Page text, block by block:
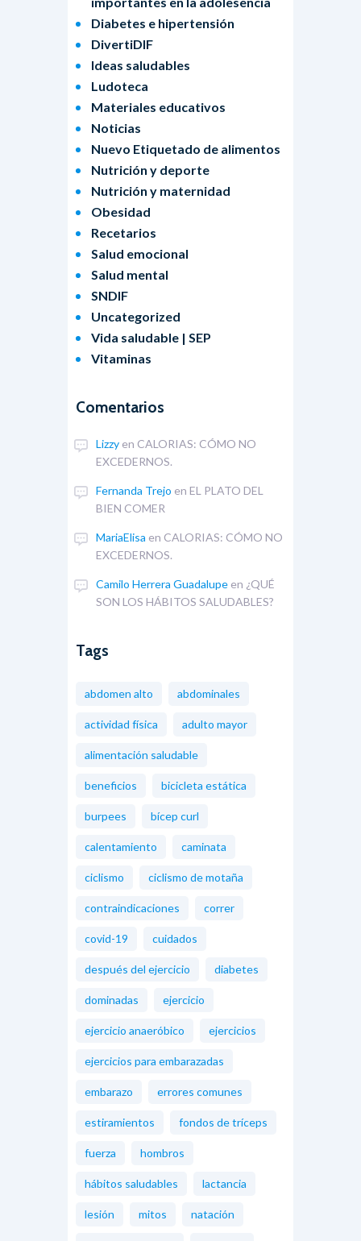
Diabetes e hipertensión
DivertiDIF
Ideas saludables
Ludoteca
Materiales educativos
Noticias
Nuevo Etiquetado de alimentos
Nutrición y deporte
Nutrición y maternidad
Obesidad
Recetarios
Salud emocional
Salud mental
SNDIF
Uncategorized
Vida saludable | SEP
Vitaminas
Comentarios
Lizzy en CALORIAS: CÓMO NO
EXCEDERNOS.
Fernanda Trejo enEL PLATO DEL
BIEN COMER
MariaElisa en CALORIAS: CÓMO NO
EXCEDERNOS.
Camilo Herrera Guadalupe en ¿QUÉ
SON LOS HÁBITOS SALUDABLES?
Tags
abdomen alto abdominales
actividad física adulto mayor
alimentación saludable
beneficios bicicleta estática
burpees bícep curl
calentamiento caminata
ciclismo ciclismo de motaña
contraindicaciones correr
covid-19 cuidados
después del ejercicio diabetes
dominadas ejercicio
ejercicio anaeróbico ejercicios
ejercicios para embarazadas
embarazo errores comunes
estiramientos fondos de tríceps
fuerza hombros
hábitos saludables lactancia
lesión mitos natación